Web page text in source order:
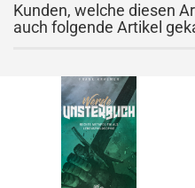
Kunden, welche diesen
auch folgende Artikel